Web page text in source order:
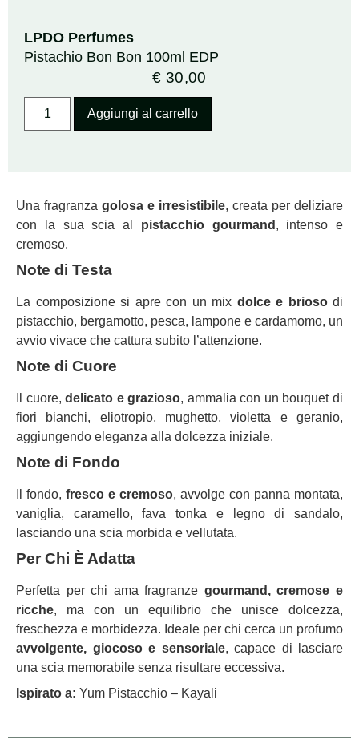
LPDO Perfumes
Pistachio Bon Bon 100ml EDP
€ 30,00
Aggiungi al carrello
Una fragranza golosa e irresistibile, creata per deliziare
con la sua scia al pistacchio gourmand , intenso e
cremoso.
Note di Testa
La composizione si apre con un mix dolce e briosodi
pistacchio, bergamotto, pesca, lampone e cardamomo, un
avvio vivace che cattura subito l’attenzione.
Note di Cuore
Il cuore,delicato e grazioso, ammalia con un bouquet di
fiori bianchi, eliotropio, mughetto, violetta e geranio,
aggiungendo eleganza alla dolcezza iniziale.
Note di Fondo
Il fondo, fresco e cremoso, avvolge con panna montata,
vaniglia, caramello, fava tonka e legno di sandalo,
lasciando una scia morbida e vellutata.
Per Chi È Adatta
Perfetta per chi ama fragranze gourmand, cremose e
ricche, ma con un equilibrio che unisce dolcezza,
freschezza e morbidezza. Ideale per chi cerca un profumo
avvolgente, giocoso e sensoriale, capace di lasciare
una scia memorabile senza risultare eccessiva.
Ispirato a: Yum Pistacchio – Kayali